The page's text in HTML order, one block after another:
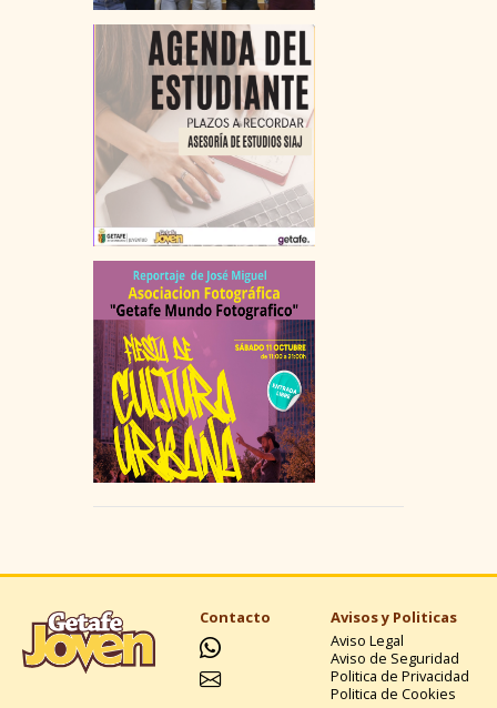
Avisos y Politicas
Aviso Legal
Aviso de Seguridad
Politica de Privacidad
Politica de Cookies
Contacto